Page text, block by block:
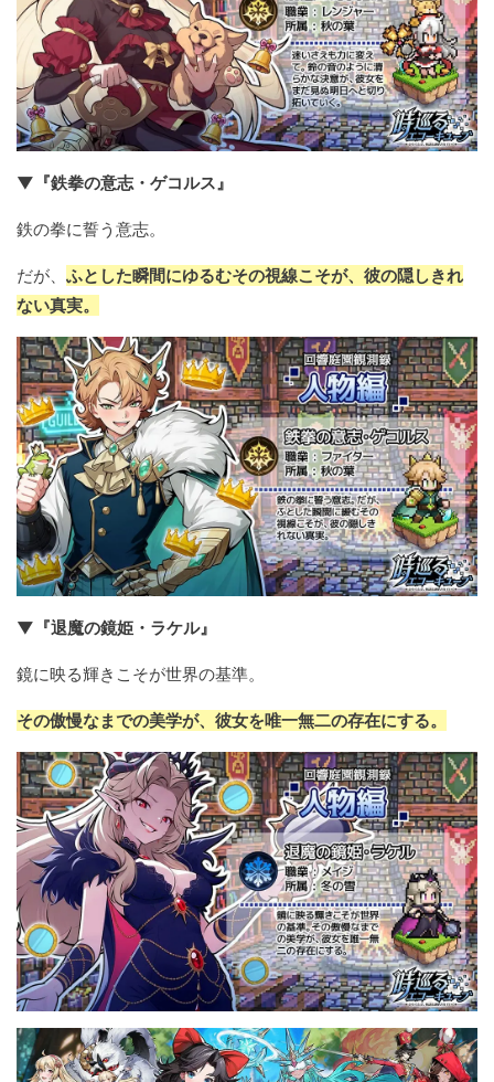
▼『鉄拳の意志・ゲコルス』
鉄の拳に誓う意志。
だが、 ふとした瞬間にゆるむその視線こそが、彼の隠しきれ
ない真実。
▼『退魔の鏡姫・ラケル』
鏡に映る輝きこそが世界の基準。
その傲慢なまでの美学が、彼女を唯一無二の存在にする。